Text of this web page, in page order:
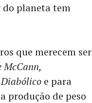
do planeta tem
que merecem ser
McCann,
e para
produção de peso